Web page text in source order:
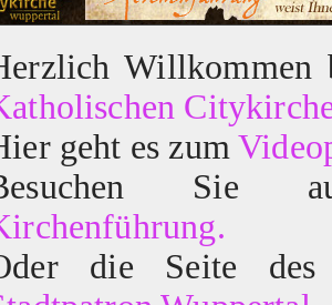
geht es zum
die Seite des